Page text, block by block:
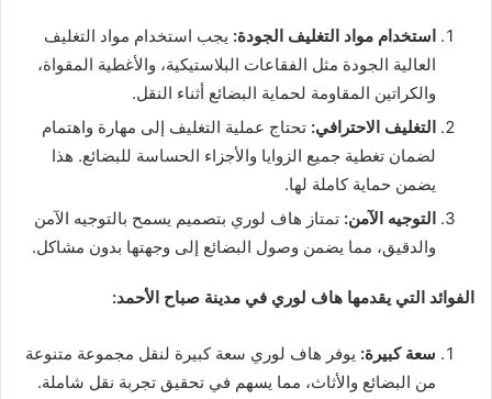
استخدام مواد التغليف الجودة: يجب استخدام مواد التغليف
العالية الجودة مثل الفقاعات البلاستيكية، والأغطية المقواة،
والكراتين المقاومة لحماية البضائع أثناء النقل.
التغليف الاحترافي: تحتاج عملية التغليف إلى مهارة واهتمام
لضمان تغطية جميع الزوايا والأجزاء الحساسة للبضائع. هذا
يضمن حماية كاملة لها.
التوجيه الآمن: تمتاز هاف لوري بتصميم يسمح بالتوجيه الآمن
والدقيق، مما يضمن وصول البضائع إلى وجهتها بدون مشاكل.
الفوائد التي يقدمها هاف لوري في مدينة صباح الأحمد:
سعة كبيرة: يوفر هاف لوري سعة كبيرة لنقل مجموعة متنوعة
من البضائع والأثاث، مما يسهم في تحقيق تجربة نقل شاملة.